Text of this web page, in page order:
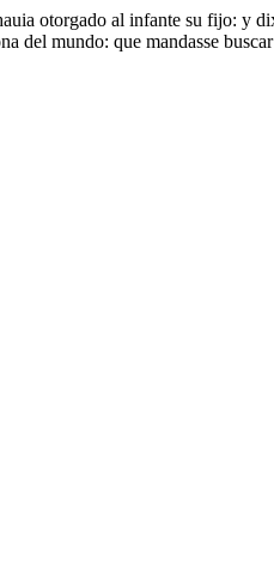
otorgado al infante su fijo: y
mundo: que mandasse